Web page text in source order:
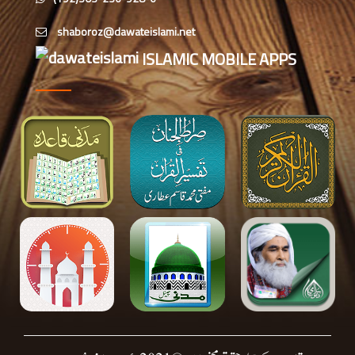
کے تحت سرگودھا ڈویژن میں اہم مدنی
مشورہ
حیدرآباد میں شعبہ معاونت برائے
اسلامی بہنیں کا مدنی مشورہ
شعبہ معاونت برائے اسلامی بہنیں کا
مدنی مشورہ، دینی کاموں کے فروغ کے
لیے اہداف
ISLAMIC MOBILE APPS